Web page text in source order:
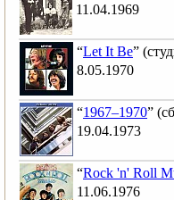
11.04.1969
“Let It Be”
8.05.1970
“1967–1970”
19.04.1973
“Rock 'n' Roll
11.06.1976